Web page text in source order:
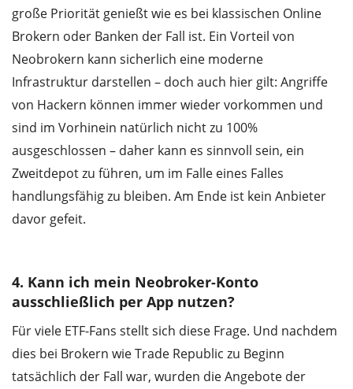
große Priorität genießt wie es bei klassischen Online
Brokern oder Banken der Fall ist. Ein Vorteil von
Neobrokern kann sicherlich eine moderne
Infrastruktur darstellen – doch auch hier gilt: Angriffe
von Hackern können immer wieder vorkommen und
sind im Vorhinein natürlich nicht zu 100%
ausgeschlossen – daher kann es sinnvoll sein, ein
Zweitdepot zu führen, um im Falle eines Falles
handlungsfähig zu bleiben. Am Ende ist kein Anbieter
davor gefeit.
4. Kann ich mein Neobroker-Konto
ausschließlich per App nutzen?
Für viele ETF-Fans stellt sich diese Frage. Und nachdem
dies bei Brokern wie Trade Republic zu Beginn
tatsächlich der Fall war, wurden die Angebote der